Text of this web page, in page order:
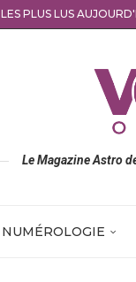
LES PLUS LUS
Le Magazine Astro
NUMÉROLOGIE